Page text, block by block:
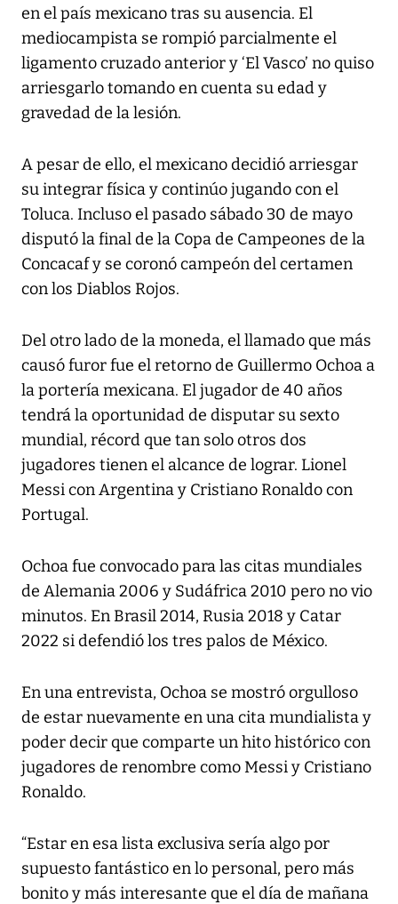
en el país mexicano tras su ausencia. El
mediocampista se rompió parcialmente el
ligamento cruzado anterior y ‘El Vasco’ no quiso
arriesgarlo tomando en cuenta su edad y
gravedad de la lesión.
A pesar de ello, el mexicano decidió arriesgar
su integrar física y continúo jugando con el
Toluca. Incluso el pasado sábado 30 de mayo
disputó la final de la Copa de Campeones de la
Concacaf y se coronó campeón del certamen
con los Diablos Rojos.
Del otro lado de la moneda, el llamado que más
causó furor fue el retorno de Guillermo Ochoa a
la portería mexicana. El jugador de 40 años
tendrá la oportunidad de disputar su sexto
mundial, récord que tan solo otros dos
jugadores tienen el alcance de lograr. Lionel
Messi con Argentina y Cristiano Ronaldo con
Portugal.
Ochoa fue convocado para las citas mundiales
de Alemania 2006 y Sudáfrica 2010 pero no vio
minutos. En Brasil 2014, Rusia 2018 y Catar
2022 si defendió los tres palos de México.
En una entrevista, Ochoa se mostró orgulloso
de estar nuevamente en una cita mundialista y
poder decir que comparte un hito histórico con
jugadores de renombre como Messi y Cristiano
Ronaldo.
“Estar en esa lista exclusiva sería algo por
supuesto fantástico en lo personal, pero más
bonito y más interesante que el día de mañana